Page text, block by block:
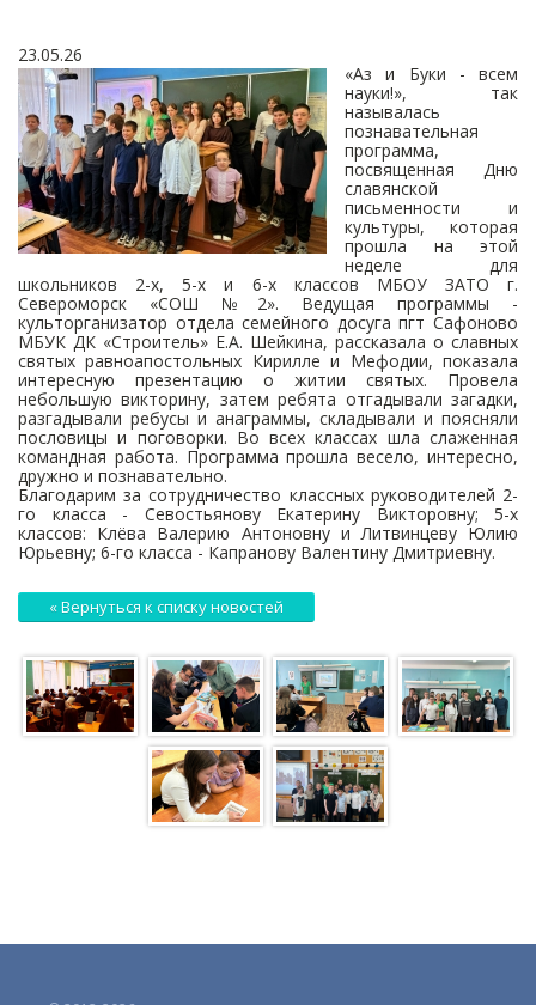
23.05.26
«Аз и Буки - всем
науки!», так
называлась
познавательная
программа,
посвященная Дню
славянской
письменности и
культуры, которая
прошла на этой
неделе для
школьников 2-х, 5-х и 6-х классов МБОУ ЗАТО г.
Североморск «СОШ №2». Ведущая программы -
культорганизатор отдела семейного досуга пгт Сафоново
МБУК ДК «Строитель» Е.А. Шейкина, рассказала о славных
святых равноапостольных Кирилле и Мефодии, показала
интересную презентацию о житии святых. Провела
небольшую викторину, затем ребята отгадывали загадки,
разгадывали ребусы и анаграммы, складывали и поясняли
пословицы и поговорки. Во всех классах шла слаженная
командная работа. Программа прошла весело, интересно,
дружно и познавательно.
Благодарим за сотрудничество классных руководителей 2-
го класса - Севостьянову Екатерину Викторовну; 5-х
классов: Клёва Валерию Антоновну и Литвинцеву Юлию
Юрьевну; 6-го класса - Капранову Валентину Дмитриевну.
« Вернуться к списку новостей